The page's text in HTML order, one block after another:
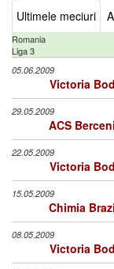
Ultimele meciuri
Romania
Liga 3
05.06.2009
Victoria Bod
29.05.2009
ACS Berceni
22.05.2009
Victoria Bod
15.05.2009
Chimia Brazi
08.05.2009
Victoria Bod